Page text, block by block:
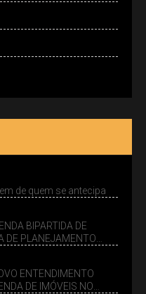
de quem se antecipa
BIPARTIDA DE
DE PLANEJAMENTO
ENTENDIMENTO
DE IMÓVEIS NO